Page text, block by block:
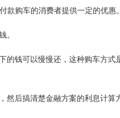
款购车的消费者提供一定的优惠。
。
的钱可以慢慢还，这种购车方式
然后搞清楚金融方案的利息计算